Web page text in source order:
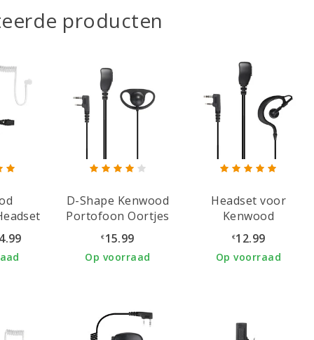
producten
D-Shape Kenwood
Portofoon Oortjes
€15.99
Op voorraad
Headset voor
Kenwood
Portofoon
€12.99
Op voorraad